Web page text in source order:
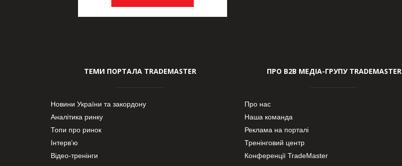
ТЕМИ ПОРТАЛА TRADEMASTER
Новини України та закордону
Аналітика ринку
Топи про ринок
Інтерв’ю
Відео-тренінги
ПРО В2В МЕДІА-ГРУПУ TRADEMASTER
Про нас
Наша команда
Реклама на порталі
Тренінговий центр
Конференції TradeMaster